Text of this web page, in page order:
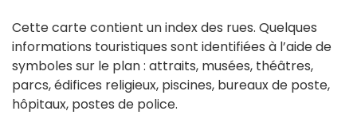
Cette carte contient un index des rues. Quelques
informations touristiques sont identifiées à l’aide de
symboles sur le plan : attraits, musées, théâtres,
parcs, édifices religieux, piscines, bureaux de poste,
hôpitaux, postes de police.